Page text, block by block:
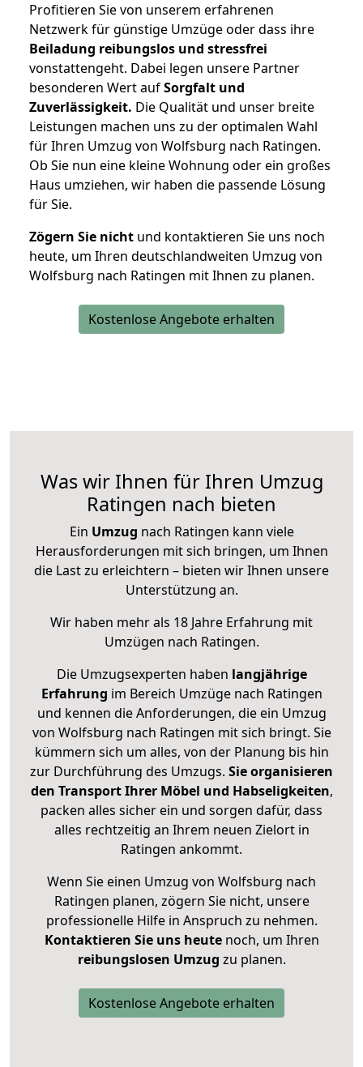
Profitieren Sie von unserem erfahrenen
Netzwerk für günstige Umzüge oder dass ihre
Beiladung reibungslos und stressfrei
vonstattengeht. Dabei legen unsere Partner
besonderen Wert aufSorgfalt und
Zuverlässigkeit. Die Qualität und unser breite
Leistungen machen uns zu der optimalen Wahl
für Ihren Umzug von Wolfsburg nach Ratingen.
Ob Sie nun eine kleine Wohnung oder ein großes
Haus umziehen, wir haben die passende Lösung
für Sie.
Zögern Sie nicht und kontaktieren Sie uns noch
heute, um Ihren deutschlandweiten Umzug von
Wolfsburg nach Ratingen mit Ihnen zu planen.
Kostenlose Angebote erhalten
Was wir Ihnen für Ihren Umzug
Ratingen nach bieten
Ein Umzug nach Ratingen kann viele
Herausforderungen mit sich bringen, um Ihnen
die Last zu erleichtern – bieten wir Ihnen unsere
Unterstützung an.
Wir haben mehr als 18 Jahre Erfahrung mit
Umzügen nach Ratingen.
Die Umzugsexperten haben langjährige
Erfahrung im Bereich Umzüge nach Ratingen
und kennen die Anforderungen, die ein Umzug
von Wolfsburg nach Ratingen mit sich bringt. Sie
kümmern sich um alles, von der Planung bis hin
zur Durchführung des Umzugs. Sie organisieren
den Transport Ihrer Möbel und Habseligkeiten,
packen alles sicher ein und sorgen dafür, dass
alles rechtzeitig an Ihrem neuen Zielort in
Ratingen ankommt.
Wenn Sie einen Umzug von Wolfsburg nach
Ratingen planen, zögern Sie nicht, unsere
professionelle Hilfe in Anspruch zu nehmen.
Kontaktieren Sie uns heutenoch, um Ihren
reibungslosen Umzug zu planen.
Kostenlose Angebote erhalten